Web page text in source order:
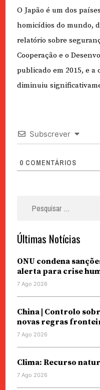
O Japão é um dos
homicídios do mundo,
relatório sobre
Cooperação e o
publicado em 2015, e
diminuiu
Subscrever
0 COMENTÁRIOS
Últimas Notícias
ONU condena
alerta para crise
7 Ago 2026
China | Controlo
novas regras
7 Ago 2026
Clima: Recurso
7 Ago 2026